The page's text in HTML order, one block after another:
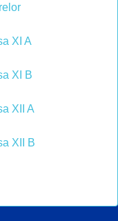
XI A
XI B
XII A
XII B